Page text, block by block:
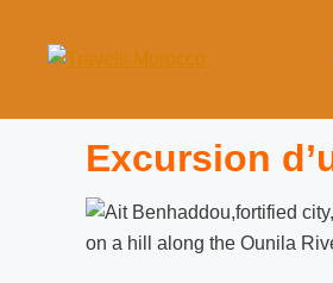
Excursion